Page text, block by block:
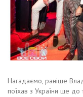
Нагадаємо, раніше
поїхав з України ще до